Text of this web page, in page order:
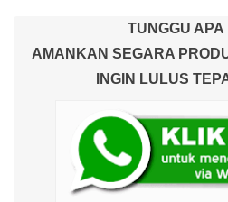
TUNGGU APA
AMANKAN SEGARA
INGIN LULUS